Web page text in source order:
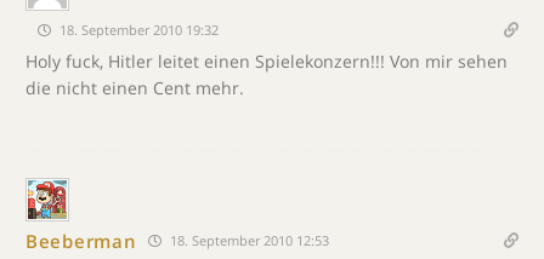
18. September 2010 19:32
Holy fuck, Hitler leitet einen Spielekonzern!!! Von mir sehen
die nicht einen Cent mehr.
Beeberman 18. September 2010 12:53